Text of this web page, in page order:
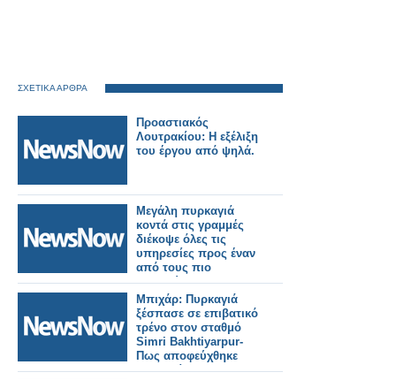
ΣΧΕΤΙΚΑ ΑΡΘΡΑ
Προαστιακός
Λουτρακίου: Η εξέλιξη
του έργου από ψηλά.
Μεγάλη πυρκαγιά
κοντά στις γραμμές
διέκοψε όλες τις
υπηρεσίες προς έναν
από τους πιο
πολυσύχναστους
σιδηροδρομικούς
σταθμούς του
Λονδίνου.
Μπιχάρ: Πυρκαγιά
ξέσπασε σε επιβατικό
τρένο στον σταθμό
Simri Bakhtiyarpur-
Πως αποφεύχθηκε
τραγωδία.